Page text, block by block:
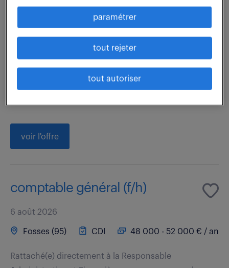
St Ouen L Aumone (95)
Vos missions seront : - Support administratif et
Gestion des documents commerciaux (envoi de
voir l'offre
comptable général (f/h)
6 août 2026
Fosses (95) CDI 48 000 - 52 000 € / an
Rattaché(e) directement à la Responsable
paramétrer
tout rejeter
tout autoriser